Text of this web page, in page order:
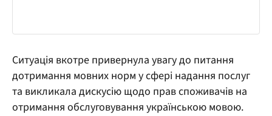
Ситуація вкотре привернула увагу до питання
дотримання мовних норм у сфері надання послуг
та викликала дискусію щодо прав споживачів на
отримання обслуговування українською мовою.